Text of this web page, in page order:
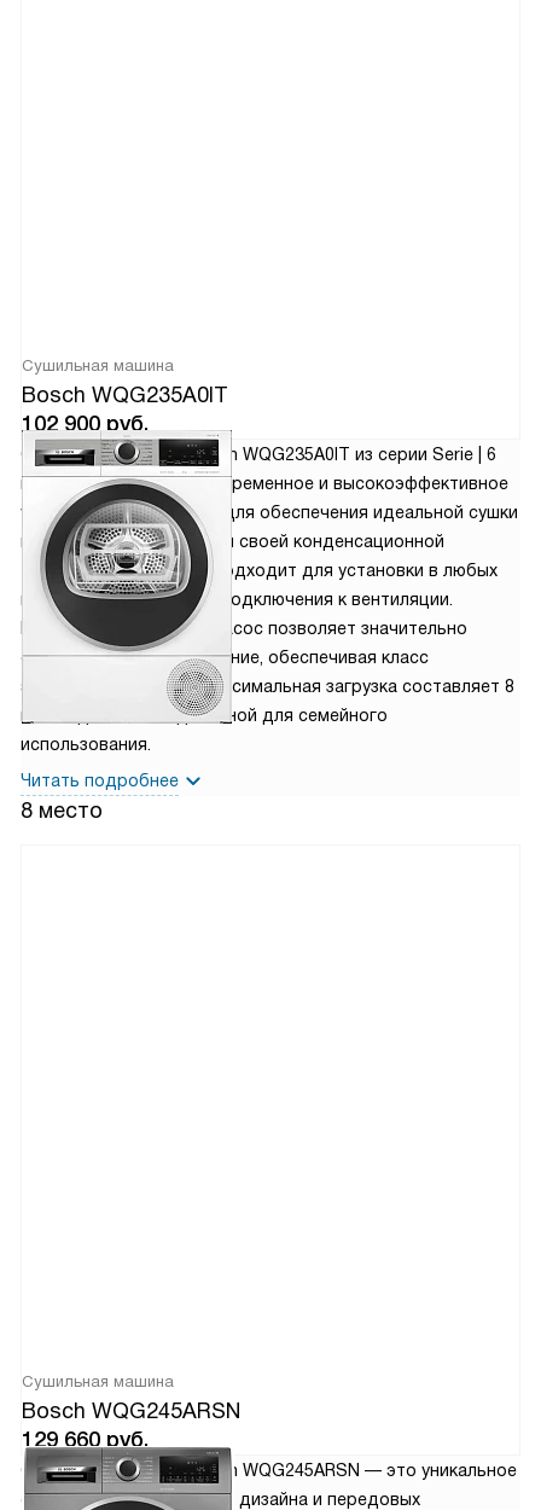
Сушильная машина
Bosch WQG235A0IT
102 900руб.
Сушильная машина Bosch WQG235A0IT из серии Serie | 6
представляет собой современное и высокоэффективное
устройство, созданное для обеспечения идеальной сушки
вашего белья. Благодаря своей конденсационной
технологии сушки, она подходит для установки в любых
помещениях, не требуя подключения к вентиляции.
Встроенный тепловой насос позволяет значительно
снизить энергопотребление, обеспечивая класс
эффективности A++. Максимальная загрузка составляет 8
кг, что делает ее идеальной для семейного
использования.
Читать подробнее
8 место
Сушильная машина
Bosch WQG245ARSN
129 660 руб.
Сушильная машина Bosch WQG245ARSN — это уникальное
сочетание современного дизайна и передовых